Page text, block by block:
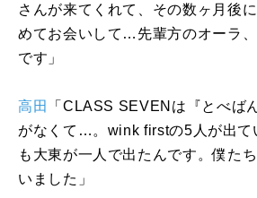
さんが来てくれて、その数ヶ月後
めてお会いして…先輩方のオーラ
です」
高田 「 CLASS SEVEN は『とべば
がなくて…。 wink firstの5人が出て
も大東が一人で出たんです。僕た
いました」